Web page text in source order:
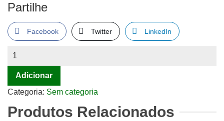
Partilhe
Facebook Twitter LinkedIn
Quantidade
de
Practical
Watch
de
Adicionar
Categoria: Sem categoria
Produtos Relacionados